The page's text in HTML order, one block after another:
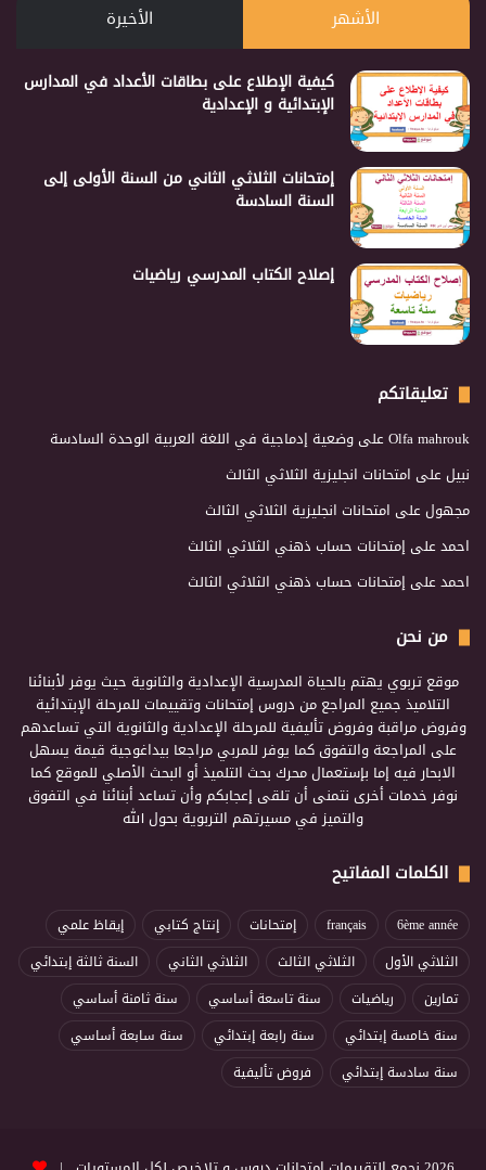
الأشهر الأخيرة
كيفية الإطلاع على بطاقات الأعداد في المدارس
الإبتدائية و الإعدادية
إمتحانات الثلاثي الثاني من السنة الأولى إلى
السنة السادسة
إصلاح الكتاب المدرسي رياضيات
تعليقاتكم
Olfa mahroukعلى وضعية إدماجية في اللغة العربية الوحدة السادسة
نبيلعلى امتحانات انجليزية الثلاثي الثالث
مجهولعلى امتحانات انجليزية الثلاثي الثالث
احمدعلى إمتحانات حساب ذهني الثلاثي الثالث
احمدعلى إمتحانات حساب ذهني الثلاثي الثالث
من نحن
موقع تربوي يهتم بالحياة المدرسية الإعدادية والثانوية حيث يوفر لأبنائنا
التلاميذ جميع المراجع من دروس إمتحانات وتقييمات للمرحلة الإبتدائية
وفروض مراقبة وفروض تأليفية للمرحلة الإعدادية والثانوية التي تساعدهم
على المراجعة والتفوق كما يوفر للمربي مراجعا بيداغوجية قيمة يسهل
الابحار فيه إما بإستعمال محرك بحث التلميذ أو البحث الأصلي للموقع كما
نوفر خدمات أخرى نتمنى أن تلقى إعجابكم وأن تساعد أبنائنا في التفوق
والتميز في مسيرتهم التربوية بحول الله
الكلمات المفاتيح
6ème année
français إمتحانات إنتاج كتابي
إيقاظ علمي
الثلاثي الأول
الثلاثي الثالث الثلاثي الثاني
السنة ثالثة إبتدائي
تمارين
رياضيات سنة تاسعة أساسي
سنة ثامنة أساسي
سنة خامسة إبتدائي
سنة رابعة إبتدائي
سنة سابعة أساسي
سنة سادسة إبتدائي
فروض تأليفية